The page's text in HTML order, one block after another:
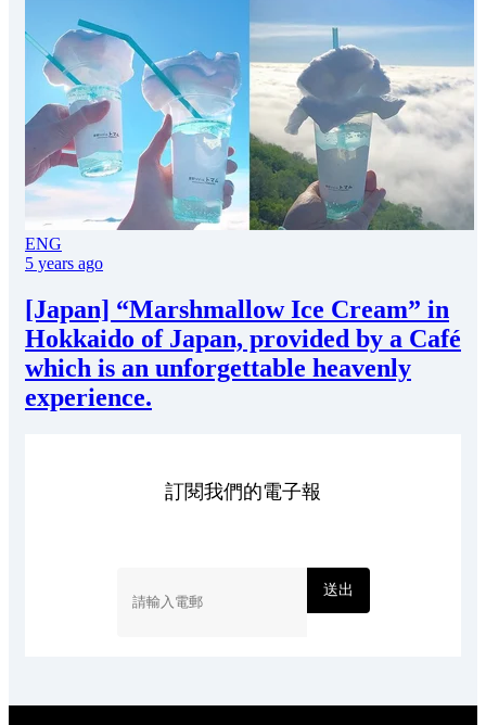
ENG
5 years ago
[Japan] “Marshmallow Ice Cream” in
Hokkaido of Japan, provided by a Café
which is an unforgettable heavenly
experience.
訂閱我們的電子報
送出